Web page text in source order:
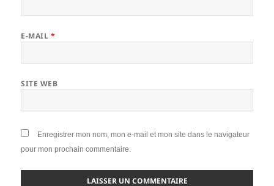
E-MAIL *
SITE WEB
Enregistrer mon nom, mon e-mail et mon site dans le navigateur
pour mon prochain commentaire.